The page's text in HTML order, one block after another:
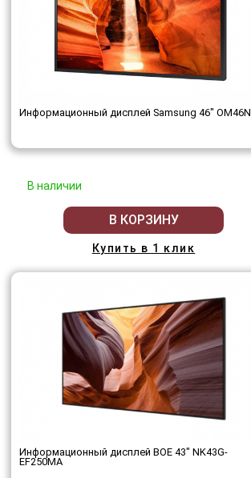
Информационный дисплей Samsung 46" OM46N
В наличии
В КОРЗИНУ
Купить в 1 клик
Информационный дисплей BOE 43" NK43G-
EF250MA